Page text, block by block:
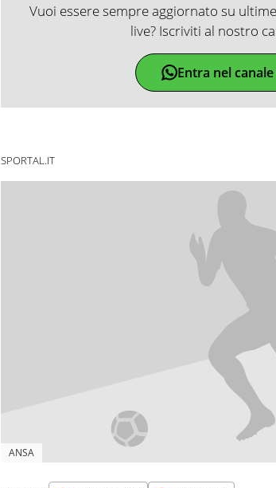
Vuoi essere sempre aggiornato su
live? Iscriviti al nostro
Entra nel
SPORTAL.IT
ANSA